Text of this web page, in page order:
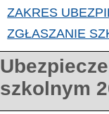
ZAKRES
ZGŁASZANIE
szkolnym